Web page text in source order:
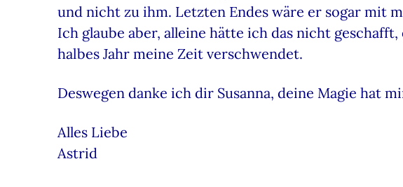
und nicht zu ihm. Letzten Endes wäre er sogar mit
Ich glaube aber, alleine hätte ich das nicht
halbes Jahr meine Zeit verschwendet.
Deswegen danke ich dir Susanna, deine Magie hat
Alles Liebe
Astrid